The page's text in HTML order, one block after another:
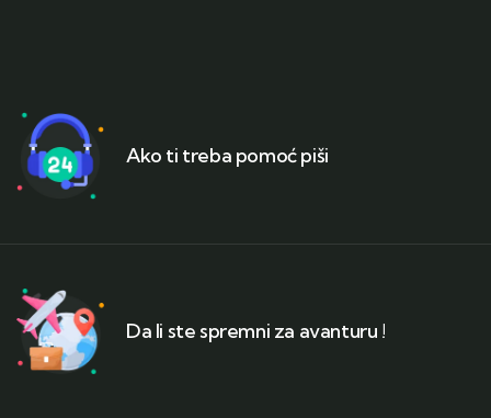
Ako ti treba pomoć piši
Da li ste spremni za avanturu !